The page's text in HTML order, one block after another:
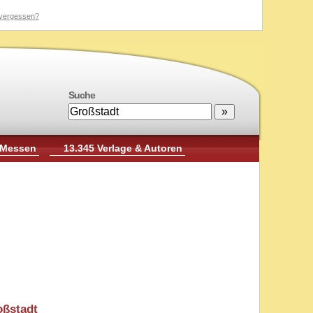
Suche
13.345 Verlage & Autoren